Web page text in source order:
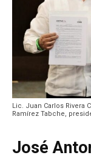
Lic. Juan Carlos Rivera
Ramírez Tabche,
José